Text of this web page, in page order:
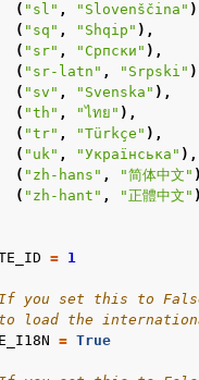
( "sl" , "Slovenščina"
( "sq" , "Shqip" ),
( "sr" , "Српски" ),
( "sr-latn" , "Srpski"
( "sv" , "Svenska" ),
( "th" , "ไทย" ),
( "tr" , "Türkçe" ),
( "uk" , "Українська" ),
( "zh-hans" , "简体中文"
( "zh-hant" , "正體中文"
= 1
you set this to
load the
= True